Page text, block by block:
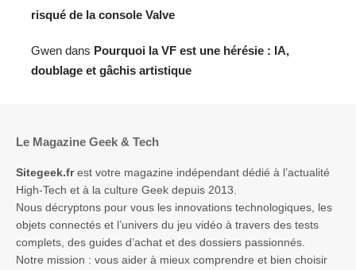
risqué de la console Valve
Gwen dans Pourquoi la VF est une hérésie : IA,
doublage et gâchis artistique
Le Magazine Geek & Tech
Sitegeek.frest votre magazine indépendant dédié à l’actualité
High-Tech et à la culture Geek depuis 2013.
Nous décryptons pour vous les innovations technologiques, les
objets connectés et l’univers du jeu vidéo à travers des tests
complets, des guides d’achat et des dossiers passionnés.
Notre mission : vous aider à mieux comprendre et bien choisir